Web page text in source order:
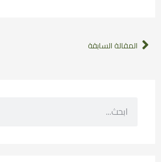
المقالة السابقة